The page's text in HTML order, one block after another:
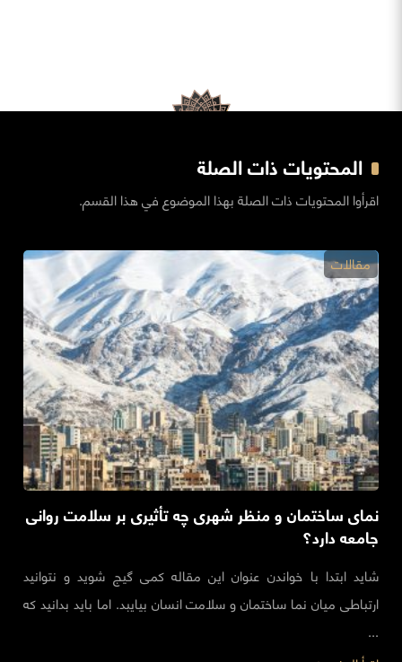
المحتويات ذات الصلة
اقرأوا المحتويات ذات الصلة بهذا الموضوع في هذا القسم.
نمای ساختمان و منظر شهری چه تأثیری بر سلامت روانی
جامعه دارد؟
شاید ابتدا با خواندن عنوان این مقاله کمی گیج شوید و نتوانید
ارتباطی میان نما ساختمان و سلامت انسان بیایبد. اما باید بدانید که
...
مقالات